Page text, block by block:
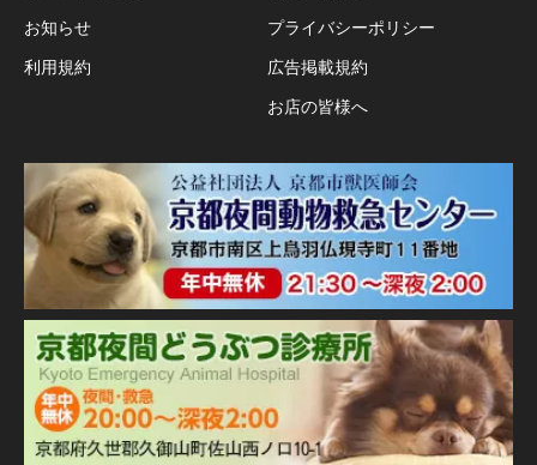
お知らせ
利用規約
プライバシーポリシー
広告掲載規約
お店の皆様へ